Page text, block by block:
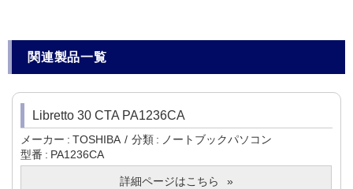
関連製品一覧
Libretto 30 CTA PA1236CA
メーカー TOSHIBA 分類
ノートブックパソコン
型番
PA1236CA
詳細ページはこちら